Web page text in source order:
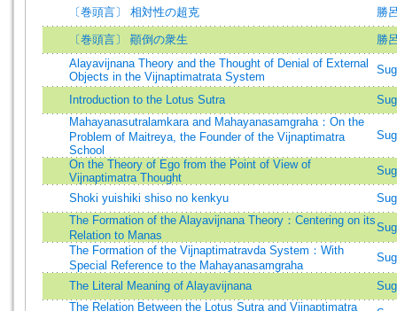
〔巻頭言〕 相対性の超克 勝
〔巻頭言〕 顚倒の衆生
勝
Alayavijnana Theory and the Thought of Denial of External
Objects in the Vijnaptimatrata System
Introduction to the Lotus Sutra
Mahayanasutralamkara and Mahayanasamgraha：On the
Problem of Maitreya, the Founder of the Vijnaptimatra
School
On the Theory of Ego from the Point of View of
Vijnaptimatra Thought
Shoki yuishiki shiso no kenkyu
The Formation of the Alayavijnana Theory：Centering on its
Relation to Manas
The Formation of the Vijnaptimatravda System：With
Special Reference to the Mahayanasamgraha
The Literal Meaning of Alayavijnana
The Relation Between the Lotus Sutra and Vijnaptimatra